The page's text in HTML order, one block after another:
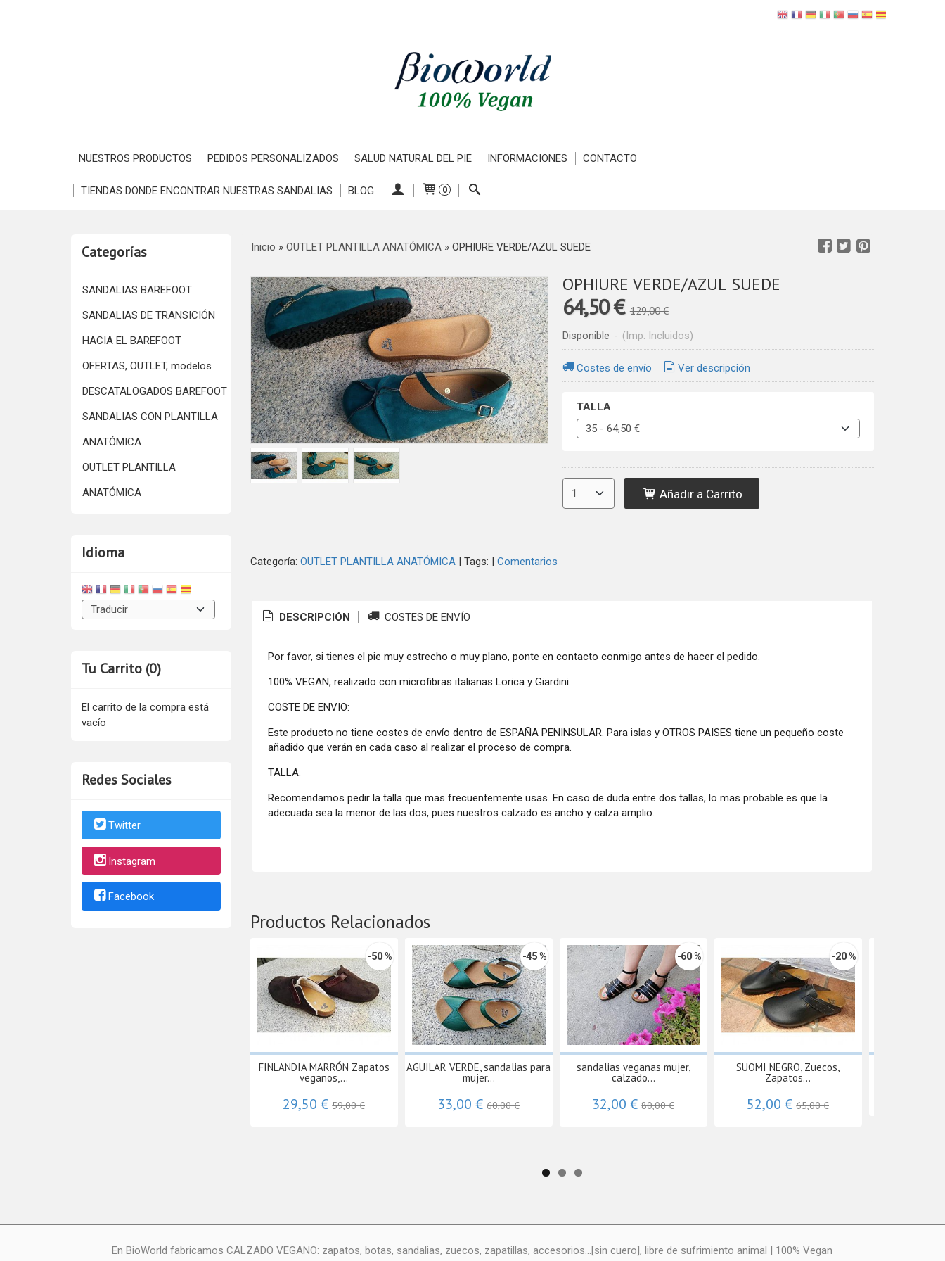
NUESTROS PRODUCTOS PEDIDOS PERSONALIZADOS SALUD NATURAL DEL PIE INFORMACIONES CONTACTO
TIENDAS DONDE ENCONTRAR NUESTRAS SANDALIAS BLOG 0
Categorías
SANDALIAS BAREFOOT
SANDALIAS DE TRANSICIÓN
HACIA EL BAREFOOT
OFERTAS, OUTLET, modelos
DESCATALOGADOS BAREFOOT
SANDALIAS CON PLANTILLA
ANATÓMICA
OUTLET PLANTILLA
ANATÓMICA
Idioma
Tu Carrito (0)
El carrito de la compra está
vacío
Redes Sociales
Twitter
Instagram
Facebook
Inicio » OUTLET PLANTILLA ANATÓMICA» OPHIURE VERDE/AZUL SUEDE
OPHIURE VERDE/AZUL SUEDE
64,50 € 129,00 €
Disponible - (Imp. Incluidos)
Costes de envío Ver descripción
TALLA
Añadir a Carrito
Categoría: OUTLET PLANTILLA ANATÓMICA| Tags: | Comentarios
DESCRIPCIÓN COSTES DE ENVÍO
Por favor, si tienes el pie muy estrecho o muy plano, ponte en contacto conmigo antes de hacer el pedido.
100% VEGAN, realizado con microfibras italianas Lorica y Giardini
COSTE DE ENVIO:
Este producto no tiene costes de envío dentro de ESPAÑA PENINSULAR. Para islas y OTROS PAISES tiene un pequeño coste
añadido que verán en cada caso al realizar el proceso de compra.
TALLA:
Recomendamos pedir la talla que mas frecuentemente usas. En caso de duda entre dos tallas, lo mas probable es que la
adecuada sea la menor de las dos, pues nuestros calzado es ancho y calza amplio.
Productos Relacionados
-50 %
FINLANDIA MARRÓN Zapatos
veganos,...
29,50 €59,00 €
-45 %
AGUILAR VERDE, sandalias para
mujer...
33,00 €60,00 €
-60 %
sandalias veganas mujer,
calzado...
32,00 €80,00 €
-20 %
SUOMI NEGRO, Zuecos,
Zapatos...
52,00 €65,00 €
En BioWorld fabricamos CALZADO VEGANO: zapatos, botas, sandalias, zuecos, zapatillas, accesorios...[sin cuero], libre de sufrimiento animal | 100% Vegan